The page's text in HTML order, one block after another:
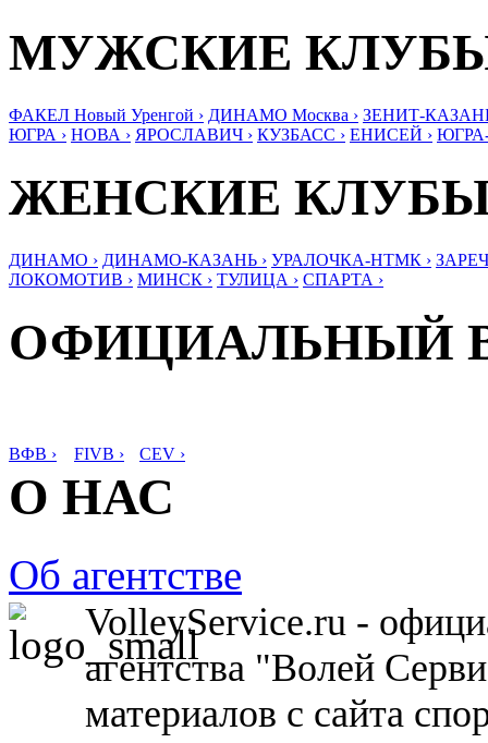
МУЖСКИЕ
ФАКЕЛ Новый Уренгой › ДИНАМО Москва › ЗЕНИТ-
ЮГРА › НОВА › ЯРОСЛАВИЧ › КУЗБАСС › ЕНИСЕЙ ›
ЖЕНСКИЕ
ДИНАМО › ДИНАМО-КАЗАНЬ › УРАЛОЧКА-НТМК ›
ЛОКОМОТИВ › МИНСК › ТУЛИЦА › СПАРТА ›
ОФИЦИАЛЬНЫЙ
ВФВ › FIVB › CEV ›
О НАС
Об агентстве
VolleyService.ru -
агентства "Волей
материалов с сайта